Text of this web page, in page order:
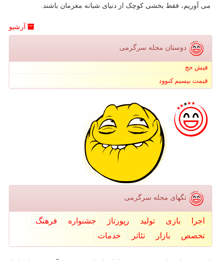
می آوریم، فقط بخشی کوچک از دنیای شبانه مغزمان باشند.
آرشیو
دوستان مجله سرگرمی
فیش حج
قیمت بیسیم کنوود
تگهای مجله سرگرمی
اجرا بازی تولید رپورتاژ جشنواره
فرهنگ
تخصص
بازار تئاتر خدمات